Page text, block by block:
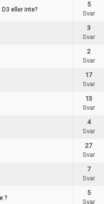
eller inte?
5
Svar
3
Svar
2
Svar
17
Svar
13
Svar
4
Svar
27
Svar
7
Svar
?
5
Svar